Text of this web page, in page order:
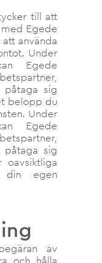
till att
Egede
använda
Under
Egede
påtaga sig
belopp du
Under
Egede
påtaga sig
oavsiktliga
egen
av